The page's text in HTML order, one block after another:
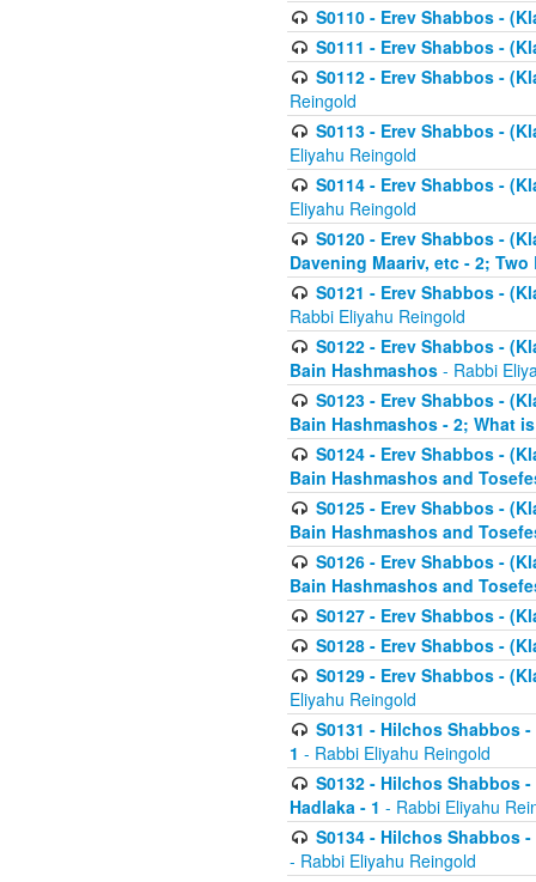
S0110 - Erev Shabbos -
S0111 - Erev Shabbos -
S0112 - Erev Shabbos -
Reingold
S0113 - Erev Shabbos -
Eliyahu Reingold
S0114 - Erev Shabbos -
Eliyahu Reingold
S0120 - Erev Shabbos -
Davening Maariv, etc - 2;
S0121 - Erev Shabbos -
Rabbi Eliyahu Reingold
S0122 - Erev Shabbos -
Bain Hashmashos - Rabbi
S0123 - Erev Shabbos -
Bain Hashmashos - 2; What
S0124 - Erev Shabbos -
Bain Hashmashos and
S0125 - Erev Shabbos -
Bain Hashmashos and
S0126 - Erev Shabbos -
Bain Hashmashos and
S0127 - Erev Shabbos -
S0128 - Erev Shabbos -
S0129 - Erev Shabbos -
Eliyahu Reingold
S0131 - Hilchos Shabbos
1 - Rabbi Eliyahu Reingold
S0132 - Hilchos Shabbos
Hadlaka - 1 - Rabbi Eliyahu
S0134 - Hilchos Shabbos
- Rabbi Eliyahu Reingold